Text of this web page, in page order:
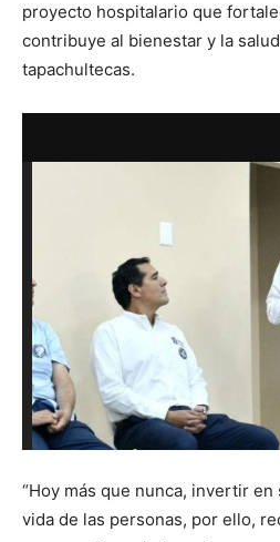
proyecto hospitalario que
contribuye al bienestar y la
tapachultecas.
“Hoy más que nunca, invertir
vida de las personas, por ello,